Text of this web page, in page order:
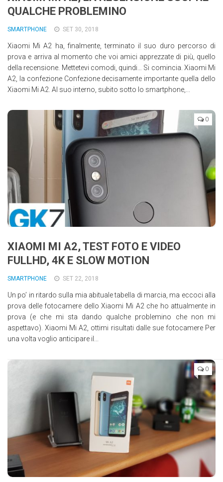
Wearable
Chi siamo
Contattaci
Informativa sull’uso dei cookie
QUALCHE PROBLEMINO
SMARTPHONE SET 30, 2018
Xiaomi Mi A2 ha, finalmente, terminato il suo duro percorso di
prova e arriva al momento che voi amici apprezzate di più, quello
della recensione. Mettetevi comodi, quindi… Si comincia. Xiaomi Mi
A2, la confezione Confezione decisamente importante quella dello
Xiaomi Mi A2. Al suo interno, subito sotto lo smartphone,...
0
XIAOMI MI A2, TEST FOTO E VIDEO
FULLHD, 4K E SLOW MOTION
SMARTPHONE SET 22, 2018
Un po’ in ritardo sulla mia abituale tabella di marcia, ma eccoci alla
prova delle fotocamere dello Xiaomi Mi A2 che ho attualmente in
prova (e che mi sta dando qualche problemino che non mi
aspettavo). Xiaomi Mi A2, ottimi risultati dalle sue fotocamere Per
una volta voglio anticipare il...
0